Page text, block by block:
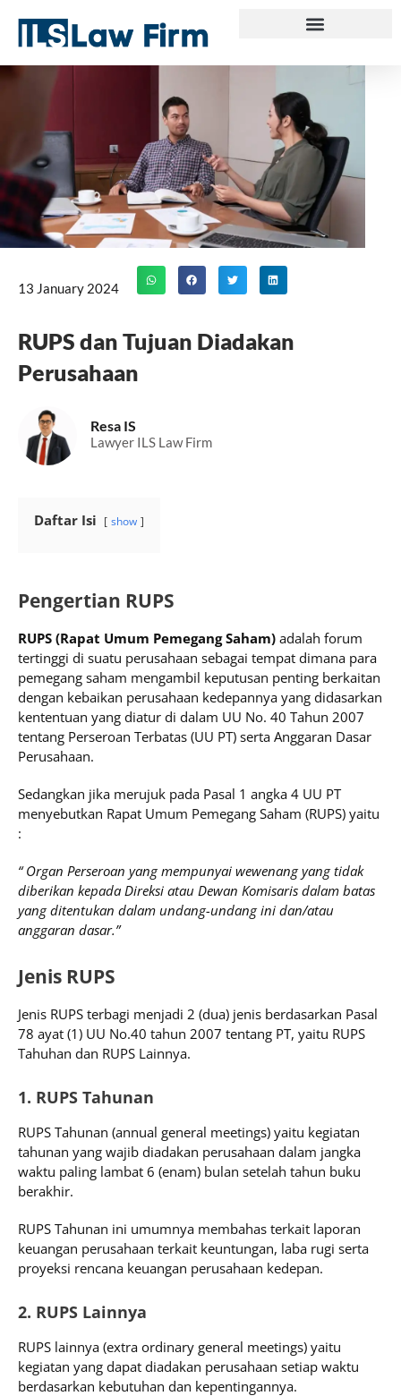
content
13 January 2024
RUPS dan Tujuan Diadakan
Perusahaan
Resa IS
Lawyer ILS Law Firm
Daftar Isi show
Pengertian RUPS
RUPS (Rapat Umum Pemegang Saham) adalah forum
tertinggi di suatu perusahaan sebagai tempat dimana para
pemegang saham mengambil keputusan penting berkaitan
dengan kebaikan perusahaan kedepannya yang didasarkan
kententuan yang diatur di dalam UU No. 40 Tahun 2007
tentang Perseroan Terbatas (UU PT) serta Anggaran Dasar
Perusahaan.
Sedangkan jika merujuk pada Pasal 1 angka 4 UU PT
menyebutkan Rapat Umum Pemegang Saham (RUPS) yaitu
:
“ Organ Perseroan yang mempunyai wewenang yang tidak
diberikan kepada Direksi atau Dewan Komisaris dalam batas
yang ditentukan dalam undang-undang ini dan/atau
anggaran dasar.”
Jenis RUPS
Jenis RUPS terbagi menjadi 2 (dua) jenis berdasarkan Pasal
78 ayat (1) UU No.40 tahun 2007 tentang PT, yaitu RUPS
Tahuhan dan RUPS Lainnya.
1. RUPS Tahunan
RUPS Tahunan (annual general meetings) yaitu kegiatan
tahunan yang wajib diadakan perusahaan dalam jangka
waktu paling lambat 6 (enam) bulan setelah tahun buku
berakhir.
RUPS Tahunan ini umumnya membahas terkait laporan
keuangan perusahaan terkait keuntungan, laba rugi serta
proyeksi rencana keuangan perusahaan kedepan.
2. RUPS Lainnya
RUPS lainnya (extra ordinary general meetings) yaitu
kegiatan yang dapat diadakan perusahaan setiap waktu
berdasarkan kebutuhan dan kepentingannya.